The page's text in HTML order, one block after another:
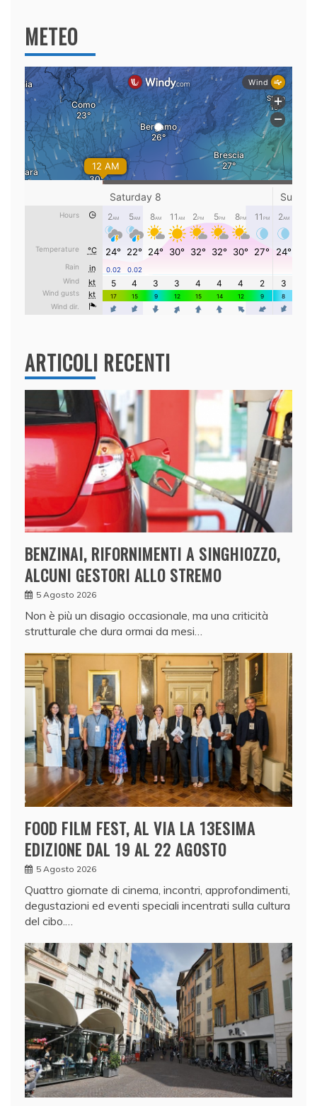
METEO
ARTICOLI RECENTI
BENZINAI, RIFORNIMENTI A SINGHIOZZO,
ALCUNI GESTORI ALLO STREMO
5 Agosto 2026
Non è più un disagio occasionale, ma una criticità
strutturale che dura ormai da mesi…
FOOD FILM FEST, AL VIA LA 13ESIMA
EDIZIONE DAL 19 AL 22 AGOSTO
5 Agosto 2026
Quattro giornate di cinema, incontri, approfondimenti,
degustazioni ed eventi speciali incentrati sulla cultura
del cibo.…